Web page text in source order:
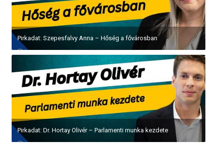
Pirkadat: Szepesfalvy Anna – Hőség a fővárosban
Pirkadat: Dr. Hortay Olivér – Parlamenti munka kezdete